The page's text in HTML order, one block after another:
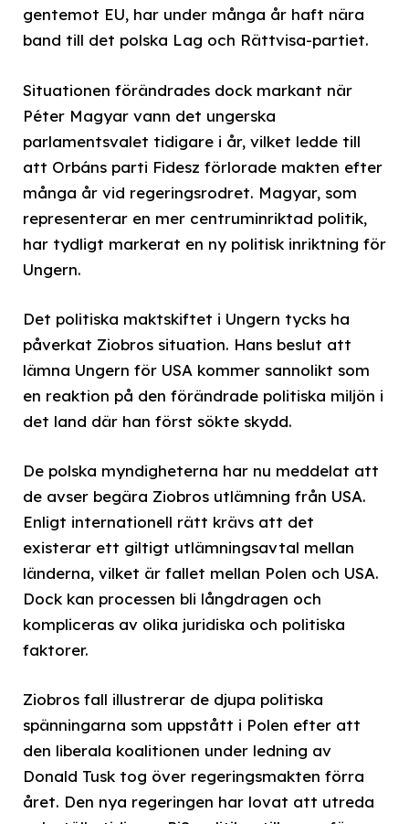
gentemot EU, har under många år haft nära
band till det polska Lag och Rättvisa-partiet.
Situationen förändrades dock markant när
Péter Magyar vann det ungerska
parlamentsvalet tidigare i år, vilket ledde till
att Orbáns parti Fidesz förlorade makten efter
många år vid regeringsrodret. Magyar, som
representerar en mer centruminriktad politik,
har tydligt markerat en ny politisk inriktning för
Ungern.
Det politiska maktskiftet i Ungern tycks ha
påverkat Ziobros situation. Hans beslut att
lämna Ungern för USA kommer sannolikt som
en reaktion på den förändrade politiska miljön i
det land där han först sökte skydd.
De polska myndigheterna har nu meddelat att
de avser begära Ziobros utlämning från USA.
Enligt internationell rätt krävs att det
existerar ett giltigt utlämningsavtal mellan
länderna, vilket är fallet mellan Polen och USA.
Dock kan processen bli långdragen och
kompliceras av olika juridiska och politiska
faktorer.
Ziobros fall illustrerar de djupa politiska
spänningarna som uppstått i Polen efter att
den liberala koalitionen under ledning av
Donald Tusk tog över regeringsmakten förra
året. Den nya regeringen har lovat att utreda